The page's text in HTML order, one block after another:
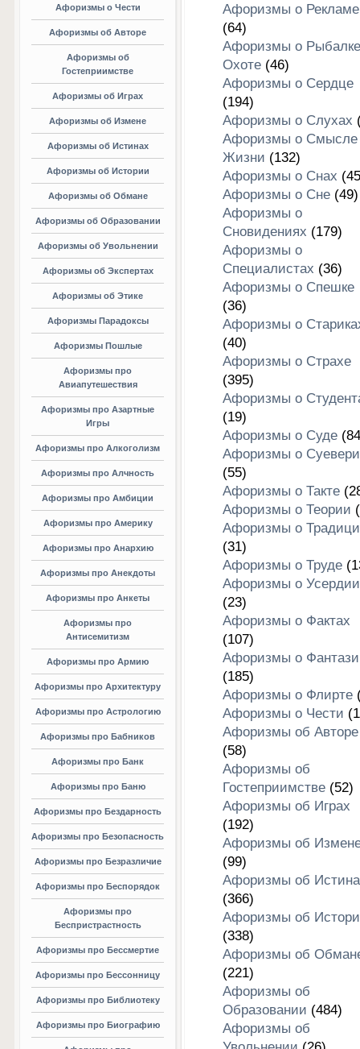
Афоризмы о Чести
Афоризмы об Авторе
Афоризмы об
Гостеприимстве
Афоризмы об Играх
Афоризмы об Измене
Афоризмы об Истинах
Афоризмы об Истории
Афоризмы об Обмане
Афоризмы об Образовании
Афоризмы об Увольнении
Афоризмы об Экспертах
Афоризмы об Этике
Афоризмы Парадоксы
Афоризмы Пошлые
Афоризмы про
Авиапутешествия
Афоризмы про Азартные
Игры
Афоризмы про Алкоголизм
Афоризмы про Алчность
Афоризмы про Амбиции
Афоризмы про Америку
Афоризмы про Анархию
Афоризмы про Анекдоты
Афоризмы про Анкеты
Афоризмы про
Антисемитизм
Афоризмы про Армию
Афоризмы про Архитектуру
Афоризмы про Астрологию
Афоризмы про Бабников
Афоризмы про Банк
Афоризмы про Баню
Афоризмы про Бездарность
Афоризмы про Безопасность
Афоризмы про Безразличие
Афоризмы про Беспорядок
Афоризмы про
Беспристрастность
Афоризмы про Бессмертие
Афоризмы про Бессонницу
Афоризмы про Библиотеку
Афоризмы про Биографию
Афоризмы о Рекламе
(64)
Афоризмы о
Охоте(46)
Афоризмы о Сердце
(194)
Афоризмы о Слухах
Афоризмы о Смысле
Жизни (132)
Афоризмы о Снах
Афоризмы о Сне(49)
Афоризмы о
Сновидениях (179)
Афоризмы о
Специалистах (36)
Афоризмы о Спешке
(36)
Афоризмы о
(40)
Афоризмы о Страхе
(395)
Афоризмы о
(19)
Афоризмы о Суде
Афоризмы о
(55)
Афоризмы о Такте
Афоризмы о Теории
Афоризмы о
(31)
Афоризмы о Труде
Афоризмы о Усердии
(23)
Афоризмы о Фактах
(107)
Афоризмы о
(185)
Афоризмы о Флирте
Афоризмы о Чести
Афоризмы об Авторе
(58)
Афоризмы об
Гостеприимстве(52)
Афоризмы об Играх
(192)
Афоризмы об
(99)
Афоризмы об
(366)
Афоризмы об
(338)
Афоризмы об
(221)
Афоризмы об
Образовании (484)
Афоризмы об